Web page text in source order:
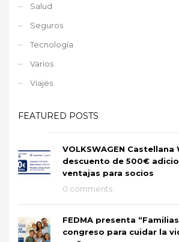
Salud
Seguros
Tecnología
Varios
Viajes
FEATURED POSTS
VOLKSWAGEN Castellana
descuento de 500€
ventajas para socios
0 comments
FEDMA presenta
congreso para cuidar la